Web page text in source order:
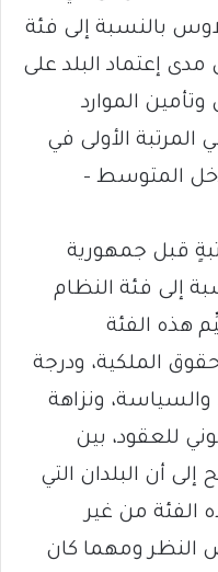
بالنسبة إلى فئة
إعتماد البلد على
الموارد
الأولى في
المتوسط –
قبل جمهورية
إلى فئة النظام
هذه الفئة
الملكية، ودرجة
ونزاهة
للعقود، بين
أن البلدان التي
الفئة من غير
النظر ومهما كان